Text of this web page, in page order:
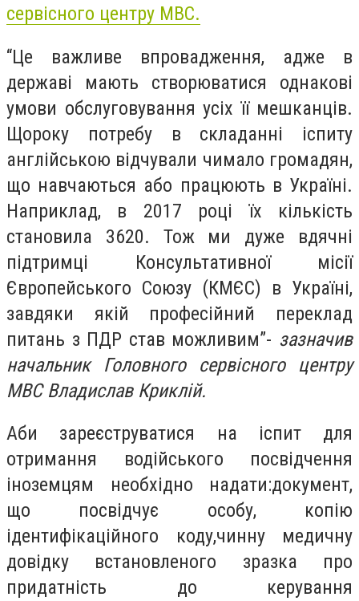
сервісного центру МВС.
“Це важливе впровадження, адже в
державі мають створюватися однакові
умови обслуговування усіх її мешканців.
Щороку потребу в складанні іспиту
англійською відчували чимало громадян,
що навчаються або працюють в Україні.
Наприклад, в 2017 році їх кількість
становила 3620. Тож ми дуже вдячні
підтримці Консультативної місії
Європейського Союзу (КМЄС) в Україні,
завдяки якій професійний переклад
питань з ПДР став можливим”- зазначив
начальник Головного сервісного центру
МВС Владислав Криклій.
Аби зареєструватися на іспит для
отримання водійського посвідчення
іноземцям необхідно надати:документ,
що посвідчує особу, копію
ідентифікаційного коду,чинну медичну
довідку встановленого зразка про
придатність до керування